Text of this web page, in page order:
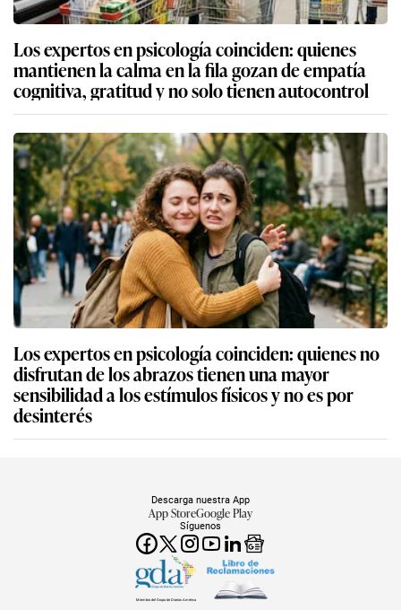
Los expertos en psicología coinciden: quienes
mantienen la calma en la fila gozan de empatía
cognitiva, gratitud y no solo tienen autocontrol
Los expertos en psicología coinciden: quienes no
disfrutan de los abrazos tienen una mayor
sensibilidad a los estímulos físicos y no es por
desinterés
Síguenos
Descarga nuestra App
App StoreGoogle Play
Miembro del Grupo de Diarios América